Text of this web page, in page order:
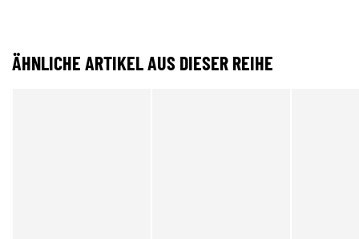
ÄHNLICHE ARTIKEL AUS DIESER REIHE